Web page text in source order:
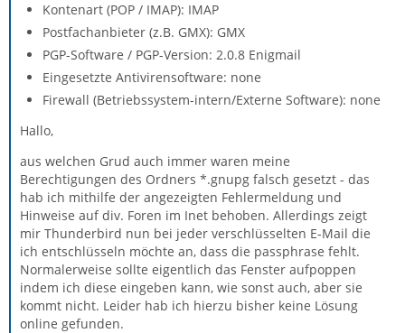
Kontenart (POP / IMAP): IMAP
Postfachanbieter (z.B. GMX): GMX
PGP-Software / PGP-Version: 2.0.8 Enigmail
Eingesetzte Antivirensoftware: none
Firewall (Betriebssystem-intern/Externe Software): none
Hallo,
aus welchen Grud auch immer waren meine
Berechtigungen des Ordners *.gnupg falsch gesetzt - das
hab ich mithilfe der angezeigten Fehlermeldung und
Hinweise auf div. Foren im Inet behoben. Allerdings zeigt
mir Thunderbird nun bei jeder verschlüsselten E-Mail die
ich entschlüsseln möchte an, dass die passphrase fehlt.
Normalerweise sollte eigentlich das Fenster aufpoppen
indem ich diese eingeben kann, wie sonst auch, aber sie
kommt nicht. Leider hab ich hierzu bisher keine Lösung
online gefunden.